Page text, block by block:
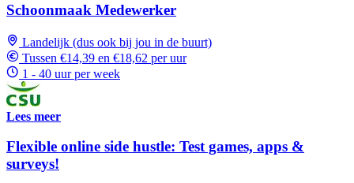
Schoonmaak Medewerker
Landelijk (dus ook bij jou in de buurt)
Tussen €14,39 en €18,62 per uur
1 - 40 uur per week
Lees meer
Flexible online side hustle: Test games, apps &
surveys!